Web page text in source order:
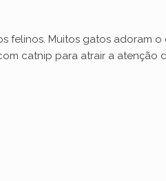
felinos. Muitos gatos adoram o
catnip para atrair a atenção